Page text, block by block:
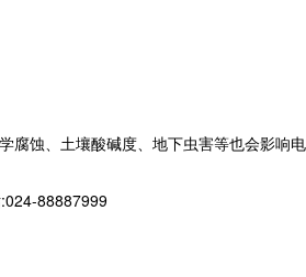
腐蚀、土壤酸碱度、地下虫害等也会影响电
88887999